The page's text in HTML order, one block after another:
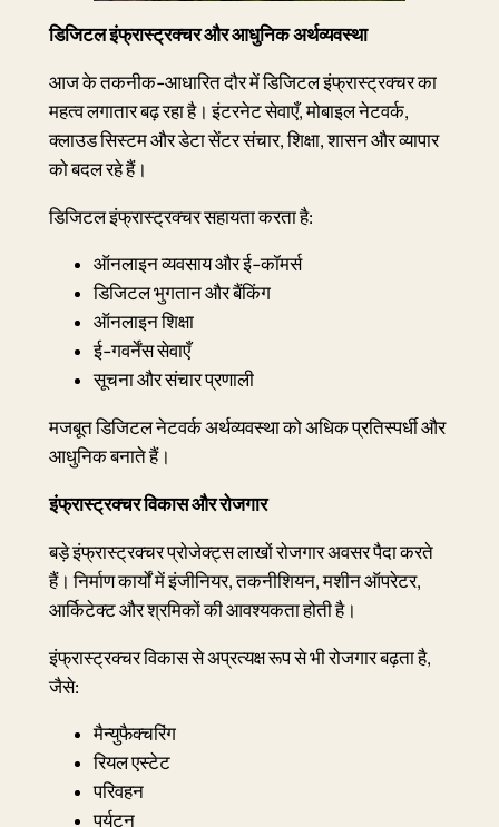
डिजिटल इंफ्रास्ट्रक्चर और आधुनिक अर्थव्यवस्था
आज के तकनीक-आधारित दौर में डिजिटल इंफ्रास्ट्रक्चर का
महत्व लगातार बढ़ रहा है। इंटरनेट सेवाएँ, मोबाइल नेटवर्क,
क्लाउड सिस्टम और डेटा सेंटर संचार, शिक्षा, शासन और व्यापार
को बदल रहे हैं।
डिजिटल इंफ्रास्ट्रक्चर सहायता करता है:
ऑनलाइन व्यवसाय और ई-कॉमर्स
डिजिटल भुगतान और बैंकिंग
ऑनलाइन शिक्षा
ई-गवर्नेंस सेवाएँ
सूचना और संचार प्रणाली
मजबूत डिजिटल नेटवर्क अर्थव्यवस्था को अधिक प्रतिस्पर्धी और
आधुनिक बनाते हैं।
इंफ्रास्ट्रक्चर विकास और रोजगार
बड़े इंफ्रास्ट्रक्चर प्रोजेक्ट्स लाखों रोजगार अवसर पैदा करते
हैं। निर्माण कार्यों में इंजीनियर, तकनीशियन, मशीन ऑपरेटर,
आर्किटेक्ट और श्रमिकों की आवश्यकता होती है।
इंफ्रास्ट्रक्चर विकास से अप्रत्यक्ष रूप से भी रोजगार बढ़ता है,
जैसे:
मैन्युफैक्चरिंग
रियल एस्टेट
परिवहन
पर्यटन